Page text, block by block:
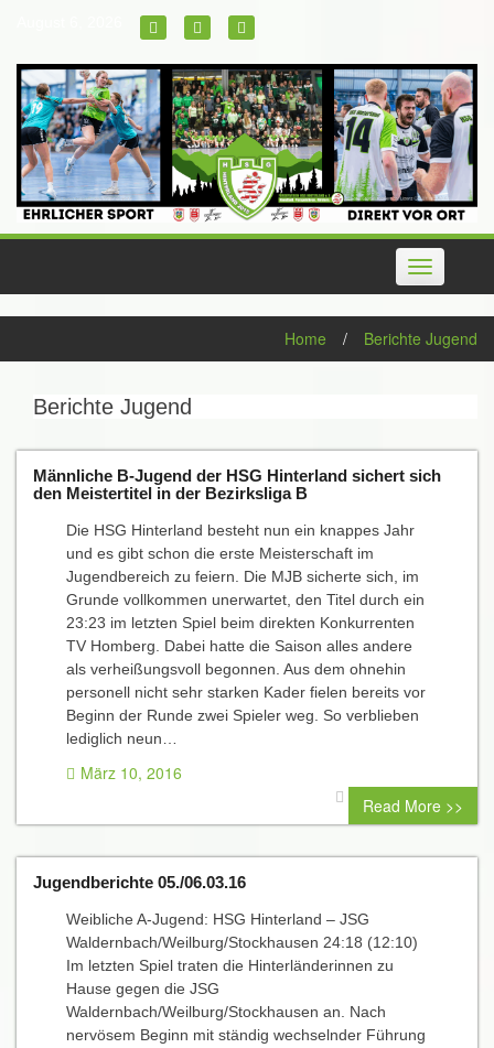
Toggle
navigation
Home / Berichte Jugend
Berichte Jugend
Männliche B-Jugend der HSG Hinterland sichert sich
den Meistertitel in der Bezirksliga B
Die HSG Hinterland besteht nun ein knappes Jahr
und es gibt schon die erste Meisterschaft im
Jugendbereich zu feiern. Die MJB sicherte sich, im
Grunde vollkommen unerwartet, den Titel durch ein
23:23 im letzten Spiel beim direkten Konkurrenten
TV Homberg. Dabei hatte die Saison alles andere
als verheißungsvoll begonnen. Aus dem ohnehin
personell nicht sehr starken Kader fielen bereits vor
Beginn der Runde zwei Spieler weg. So verblieben
lediglich neun…
März 10, 2016
0 comment
Read More >>
Jugendberichte 05./06.03.16
Weibliche A-Jugend: HSG Hinterland – JSG
Waldernbach/Weilburg/Stockhausen 24:18 (12:10)
Im letzten Spiel traten die Hinterländerinnen zu
Hause gegen die JSG
Waldernbach/Weilburg/Stockhausen an. Nach
nervösem Beginn mit ständig wechselnder Führung